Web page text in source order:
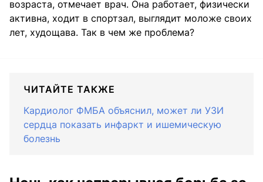
возраста, отмечает врач. Она работает, физически
активна, ходит в спортзал, выглядит моложе своих
лет, худощава. Так в чем же проблема?
ЧИТАЙТЕ ТАКЖЕ
Кардиолог ФМБА объяснил, может ли УЗИ
сердца показать инфаркт и ишемическую
болезнь